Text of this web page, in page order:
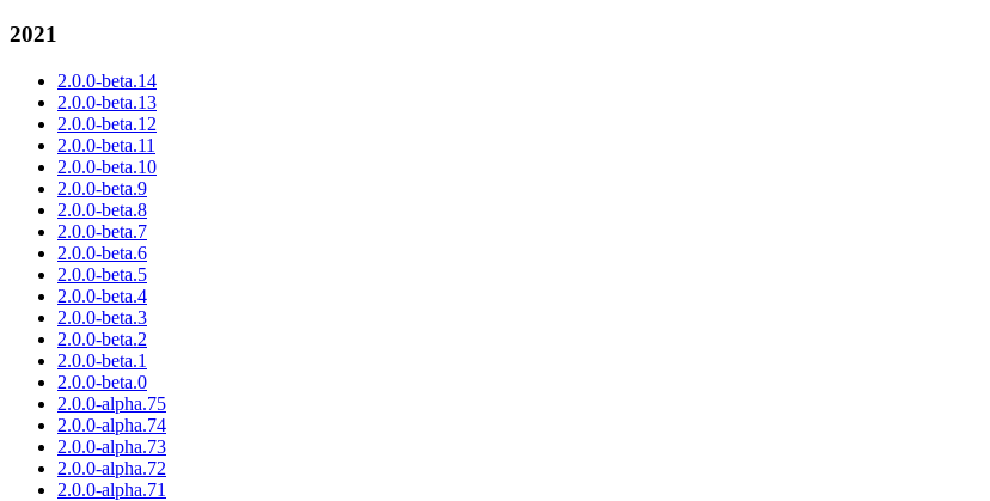
2021
2.0.0-beta.14
2.0.0-beta.13
2.0.0-beta.12
2.0.0-beta.11
2.0.0-beta.10
2.0.0-beta.9
2.0.0-beta.8
2.0.0-beta.7
2.0.0-beta.6
2.0.0-beta.5
2.0.0-beta.4
2.0.0-beta.3
2.0.0-beta.2
2.0.0-beta.1
2.0.0-beta.0
2.0.0-alpha.75
2.0.0-alpha.74
2.0.0-alpha.73
2.0.0-alpha.72
2.0.0-alpha.71